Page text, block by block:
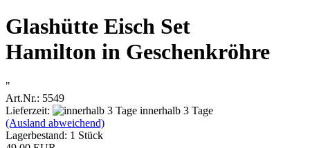
Glashütte Eisch Set
Hamilton in Geschenkröhre
"
Art.Nr.: 5549
Lieferzeit:
innerhalb 3 Tage
(Ausland abweichend)
Lagerbestand: 1 Stück